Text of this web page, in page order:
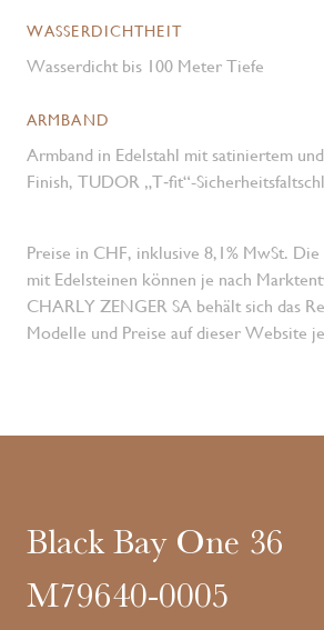
WASSERDICHTHEIT
Wasserdicht bis 100 Meter Tiefe
ARMBAND
Armband in Edelstahl mit satiniertem
Finish, TUDOR „T‑fit“-
Preise in CHF, inklusive 8,1% MwSt.
mit Edelsteinen können je nach
CHARLY ZENGER SA behält sich das
Modelle und Preise auf dieser Website
Black Bay One 36
M79640-0005